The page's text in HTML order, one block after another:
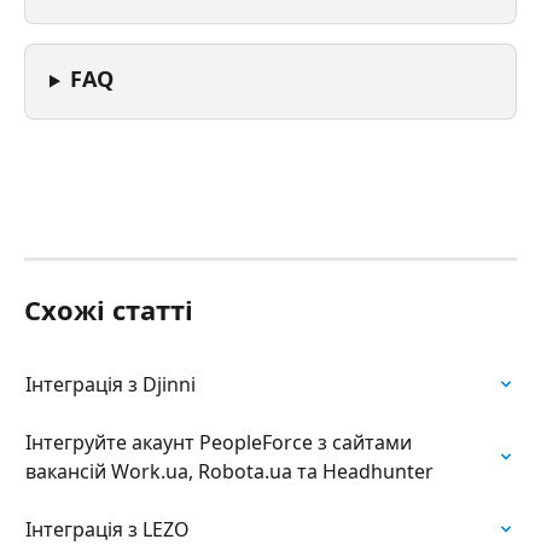
FAQ
Схожі статті
Інтеграція з Djinni
Інтегруйте акаунт PeopleForce з сайтами
вакансій Work.ua, Robota.ua та Headhunter
Інтеграція з LEZO